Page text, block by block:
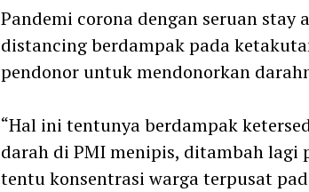
Pandemi corona dengan seruan stay
distancing berdampak pada
pendonor untuk mendonorkan
“Hal ini tentunya berdampak
darah di PMI menipis, ditambah lagi
tentu konsentrasi warga terpusat